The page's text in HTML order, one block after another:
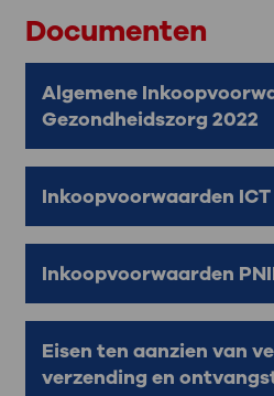
Documenten
Algemene
Gezondheidszorg 2022
Inkoopvoorwaarden ICT
Inkoopvoorwaarden
Eisen ten aanzien van
verzending en